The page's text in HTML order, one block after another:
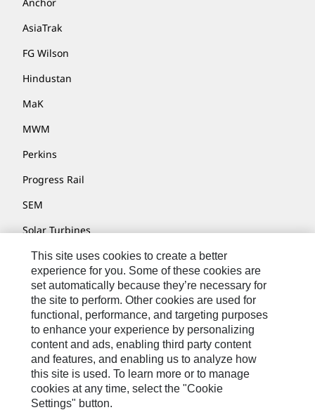
AsiaTrak
FG Wilson
Hindustan
MaK
MWM
Perkins
Progress Rail
SEM
Solar Turbines
SPM Oil & Gas
Turner Powertrain Systems
Contact
Site Map
Cookie Settings
Legal
This site uses cookies to create a better
experience for you. Some of these cookies are
set automatically because they’re necessary for
the site to perform. Other cookies are used for
functional, performance, and targeting purposes
to enhance your experience by personalizing
content and ads, enabling third party content
and features, and enabling us to analyze how
this site is used. To learn more or to manage
cookies at any time, select the "Cookie
Settings" button.